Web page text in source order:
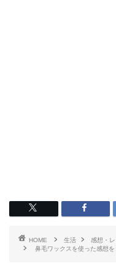
HOME 生活
感想・
鼻毛ワックスを使った感想